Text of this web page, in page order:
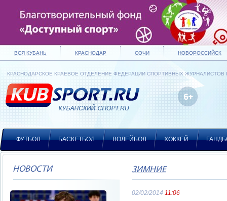
ВСЯ КУБАНЬ КРАСНОДАР СОЧИ НОВОРОССИЙСК
КРАСНОДАРСКОЕ КРАЕВОЕ ОТДЕЛЕНИЕ ФЕДЕРАЦИИ СПОРТИВНЫХ ЖУРНАЛИСТОВ
ФУТБОЛ БАСКЕТБОЛ ВОЛЕЙБОЛ ХОККЕЙ
НОВОСТИ ЗИМНИЕ
02/02/2014 11:06